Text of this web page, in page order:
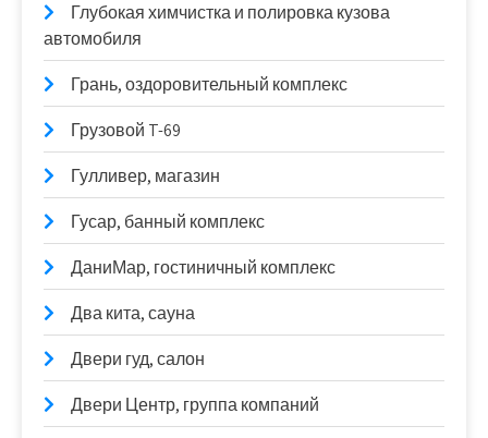
Глубокая химчистка и полировка кузова
автомобиля
Грань, оздоровительный комплекс
Грузовой T-69
Гулливер, магазин
Гусар, банный комплекс
ДаниМар, гостиничный комплекс
Два кита, сауна
Двери гуд, салон
Двери Центр, группа компаний